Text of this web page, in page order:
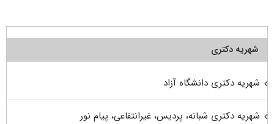
شهریه دکتری
شهریه دکتری دانشگاه آزاد
شهریه دکتری شبانه، پردیس، غیرانتفاعی، پیام نور